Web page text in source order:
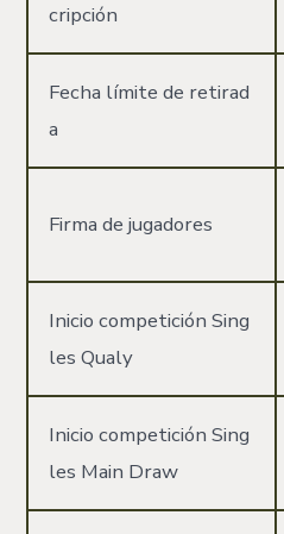
cripción
Fecha límite de retirad
a
Firma de jugadores
Inicio competición Sing
les Qualy
Inicio competición Sing
les Main Draw